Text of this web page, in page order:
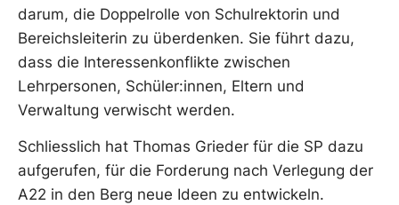
darum, die Doppelrolle von Schulrektorin und
Bereichsleiterin zu überdenken. Sie führt dazu,
dass die Interessenkonflikte zwischen
Lehrpersonen, Schüler:innen, Eltern und
Verwaltung verwischt werden.
Schliesslich hat Thomas Grieder für die SP dazu
aufgerufen, für die Forderung nach Verlegung der
A22 in den Berg neue Ideen zu entwickeln.